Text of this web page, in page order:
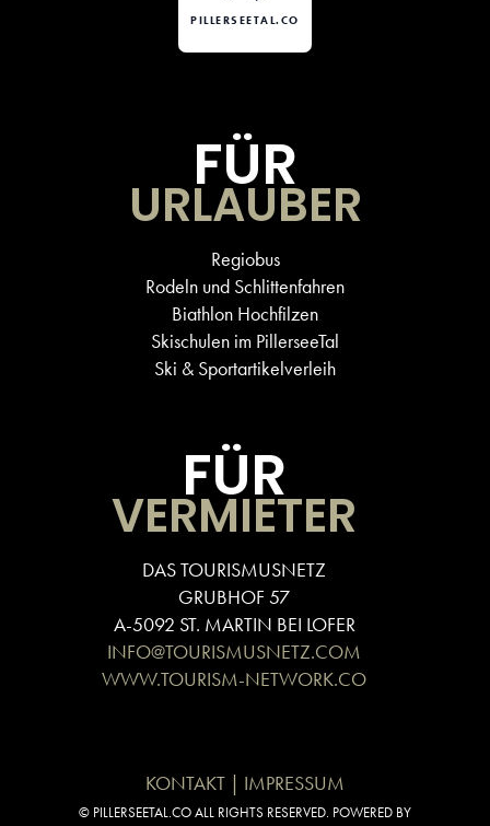
PILLERSEETAL.CO
FÜR
URLAUBER
Regiobus
Rodeln und Schlittenfahren
Biathlon Hochfilzen
Skischulen im PillerseeTal
Ski & Sportartikelverleih
FÜR
VERMIETER
DAS TOURISMUSNETZ
GRUBHOF 57
A-5092 ST. MARTIN BEI LOFER
INFO@TOURISMUSNETZ.COM
WWW.TOURISM-NETWORK.CO
KONTAKT | IMPRESSUM
© PILLERSEETAL.CO ALL RIGHTS RESERVED. POWERED BY